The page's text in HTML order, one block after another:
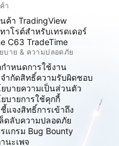
า
ค้า TradingView
าโรต์สำหรับเทรดเดอร์
C63 TradeTime
บาย & ความปลอดภัย
ำหนดการใช้งาน
ำกัดสิทธิ์ความรับผิดชอบ
บายความเป็นส่วนตัว
บายการใช้คุกกี้
แจงสิทธิ์การเข้าถึง
ดลับความปลอดภัย
แกรม Bug Bounty
นะเพจ